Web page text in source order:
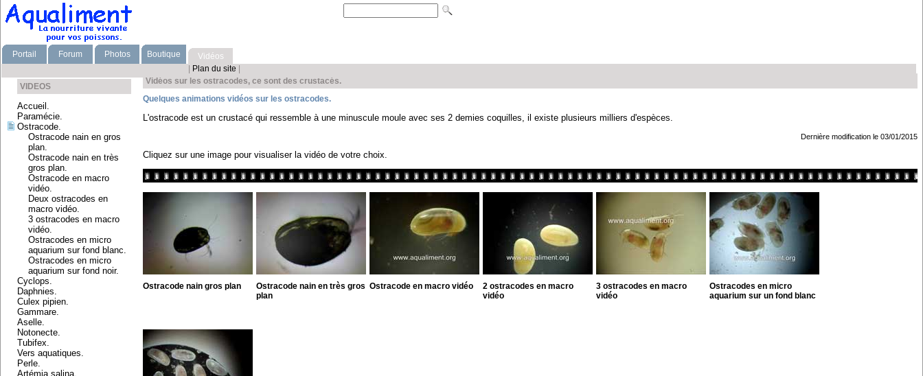
Portail Forum Photos Boutique
Vidéos
Plan du site
VIDEOS
Accueil.
Paramécie.
Ostracode.
Ostracode nain en gros
plan.
Ostracode nain en très
gros plan.
Ostracode en macro
vidéo.
Deux ostracodes en
macro vidéo.
3 ostracodes en macro
vidéo.
Ostracodes en micro
aquarium sur fond blanc.
Ostracodes en micro
aquarium sur fond noir.
Cyclops.
Daphnies.
Culex pipien.
Gammare.
Aselle.
Notonecte.
Tubifex.
Vers aquatiques.
Perle.
Artémia salina.
Vidéos sur les ostracodes, ce sont des crustacés.
Quelques animations vidéos sur les ostracodes.
L'ostracode est un crustacé qui ressemble à une minuscule moule avec ses 2 demies coquilles, il existe plusieurs milliers d'espèces.
Dernière modification le 03/01/2015
Cliquez sur une image pour visualiser la vidéo de votre choix.
Ostracode nain gros plan
Ostracode nain en très gros
plan
Ostracode en macro vidéo
2 ostracodes en macro
vidéo
3 ostracodes en macro
vidéo
Ostracodes en micro
aquarium sur un fond blanc